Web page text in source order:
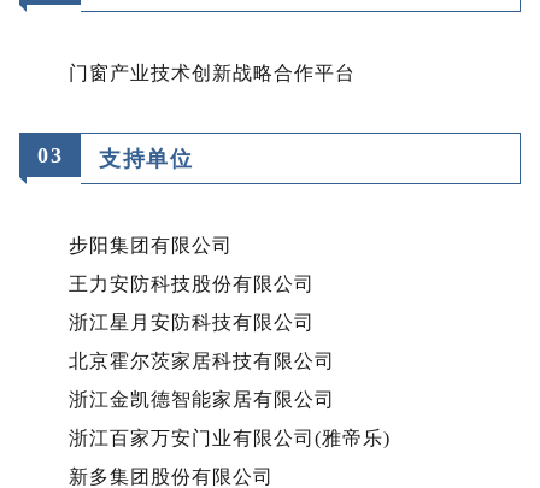
门窗产业技术创新战略合作平台
03 支持单位
步阳集团有限公司
王力安防科技股份有限公司
浙江星月安防科技有限公司
北京霍尔茨家居科技有限公司
浙江金凯德智能家居有限公司
浙江百家万安门业有限公司(雅帝乐)
新多集团股份有限公司